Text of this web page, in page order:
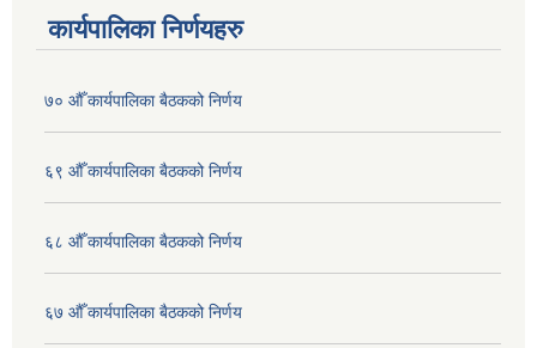
कार्यपालिका निर्णयहरु
७० औँ कार्यपालिका बैठकको निर्णय
६९ औँ कार्यपालिका बैठकको निर्णय
६८ औँ कार्यपालिका बैठकको निर्णय
६७ औँ कार्यपालिका बैठकको निर्णय